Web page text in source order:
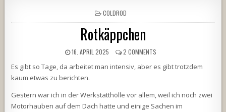
POSTED
IN
COLDROD
Rotkäppchen
16. APRIL 2025 2 COMMENTS
Es gibt so Tage, da arbeitet man intensiv, aber es gibt trotzdem
kaum etwas zu berichten.
Gestern war ich in der Werkstatthölle vor allem, weil ich noch zwei
Motorhauben auf dem Dach hatte und einige Sachen im